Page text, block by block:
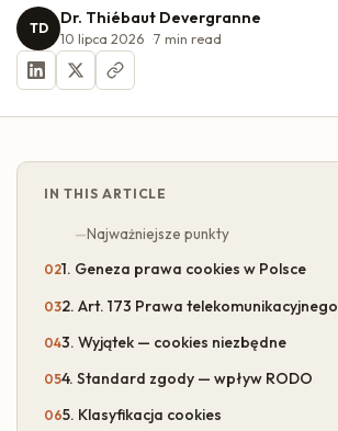
TD Dr. Thiébaut Devergranne
10 lipca 2026 7 min read
IN THIS ARTICLE
Najważniejsze punkty
1. Geneza prawa cookies w Polsce
2. Art. 173 Prawa telekomunikacyjnego
3. Wyjątek — cookies niezbędne
4. Standard zgody — wpływ RODO
5. Klasyfikacja cookies